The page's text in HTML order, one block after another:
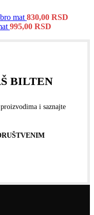
mat 830,00 RSD
995,00 RSD
BILTEN
i saznajte